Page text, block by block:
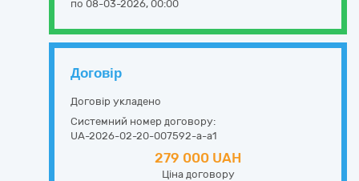
по 08-03-2026, 00:00
Договір
Договір укладено
Системний номер договору:
UA-2026-02-20-007592-a-a1
279 000 UAH
Ціна договору